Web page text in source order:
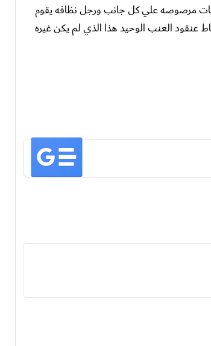
مرصوصه علي كل جانب ورجل نظافه يقوم
عنقود العنب الوحيد هذا الذي لم يكن غيره